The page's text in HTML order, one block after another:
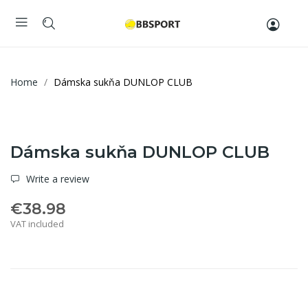
Home Dámska sukňa DUNLOP CLUB
Dámska sukňa DUNLOP CLUB
Write a review
€38.98
VAT included